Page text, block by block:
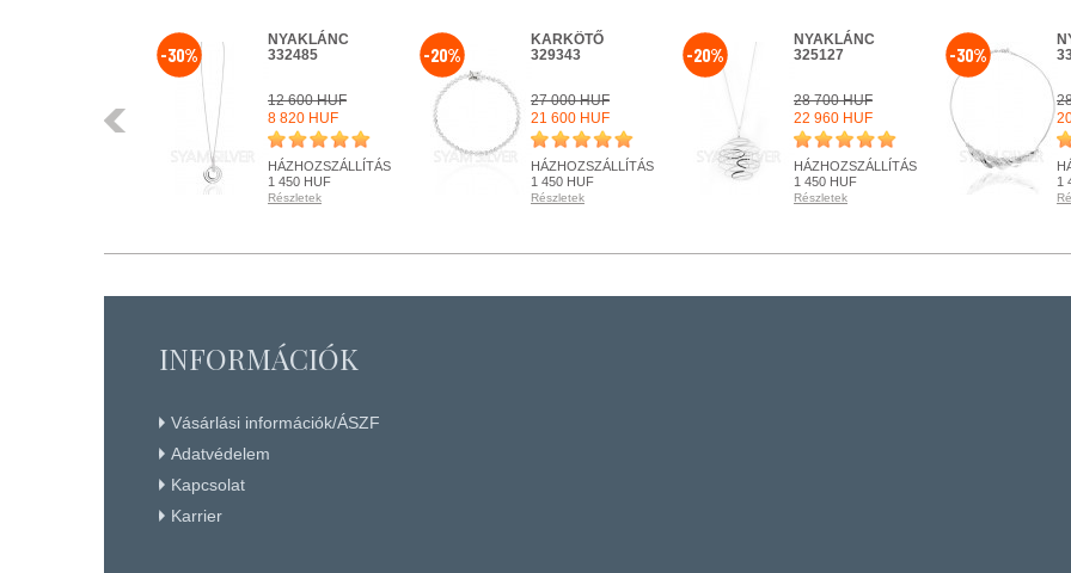
NYAKLÁNC
332485
12 600 HUF
8 820 HUF
-30%
HÁZHOZSZÁLLÍTÁS
1 450 HUF
Részletek
KARKÖTŐ
329343
27 000 HUF
21 600 HUF
-20%
HÁZHOZSZÁLLÍTÁS
1 450 HUF
Részletek
NYAKLÁNC
325127
28 700 HUF
22 960 HUF
-20%
HÁZHOZSZÁLLÍTÁS
1 450 HUF
Részletek
-30%
1
INFORMÁCIÓK
Vásárlási információk/ÁSZF
Adatvédelem
Kapcsolat
Karrier